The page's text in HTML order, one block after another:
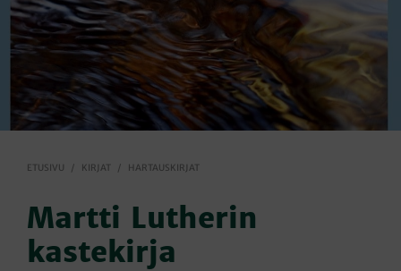
ETUSIVU / KIRJAT / HARTAUSKIRJAT
Martti Lutherin
kastekirja